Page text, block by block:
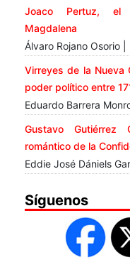
Joaco Pertuz, el
Magdalena
Álvaro Rojano Osorio
Virreyes de la Nueva
poder político entre
Eduardo Barrera
Gustavo Gutiérrez
romántico de la
Eddie José Dániels
Síguenos